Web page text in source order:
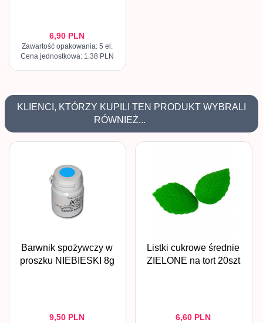
6,90 PLN
Zawartość opakowania: 5 el.
Cena jednostkowa: 1.38 PLN
KLIENCI, KTÓRZY KUPILI TEN PRODUKT WYBRALI
RÓWNIEŻ...
Barwnik spożywczy w
proszku NIEBIESKI 8g
9,50 PLN
Listki cukrowe średnie
ZIELONE na tort 20szt
6,60 PLN